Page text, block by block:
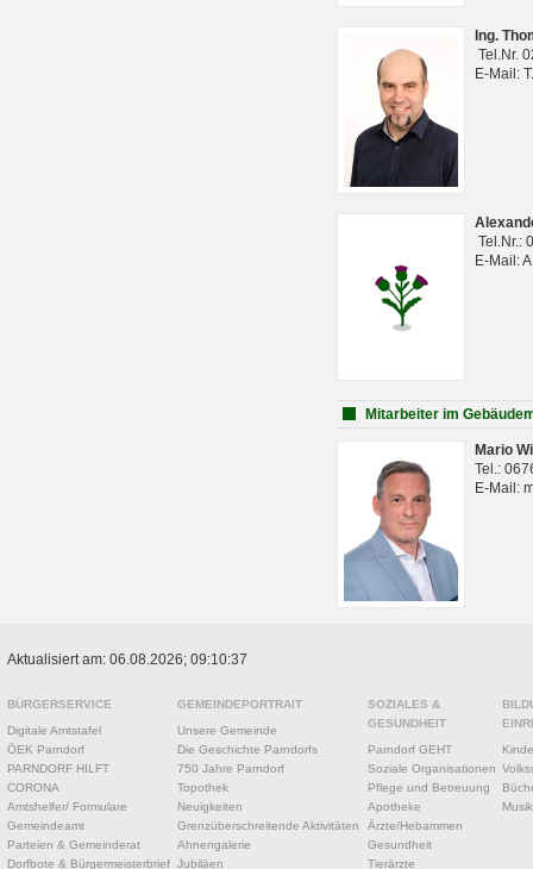
Ing.
Tel.Nr.
E-Mail:
Tel.Nr.:
E-Mail:
Mitarbeiter im
Mario
Tel.:
E-Mail:
Aktualisiert am: 06.08.2026; 09:10:37
BÜRGERSERVICE
Digitale Amtstafel
ÖEK Parndorf
PARNDORF HILFT
CORONA
Amtshelfer/ Formulare
Gemeindeamt
Parteien & Gemeinderat
Dorfbote & Bürgermeisterbrief
GEMEINDEPORTRAIT
Unsere Gemeinde
Die Geschichte Parndorfs
750 Jahre Parndorf
Topothek
Neuigkeiten
Grenzüberschreitende Aktivitäten
Ahnengalerie
Jubiläen
SOZIALES &
GESUNDHEIT
Parndorf GEHT
Soziale Organisationen
Pflege und Betreuung
Apotheke
Ärzte/Hebammen
Gesundheit
Tierärzte